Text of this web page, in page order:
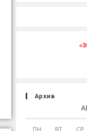
Архив
ПН ВТ СР